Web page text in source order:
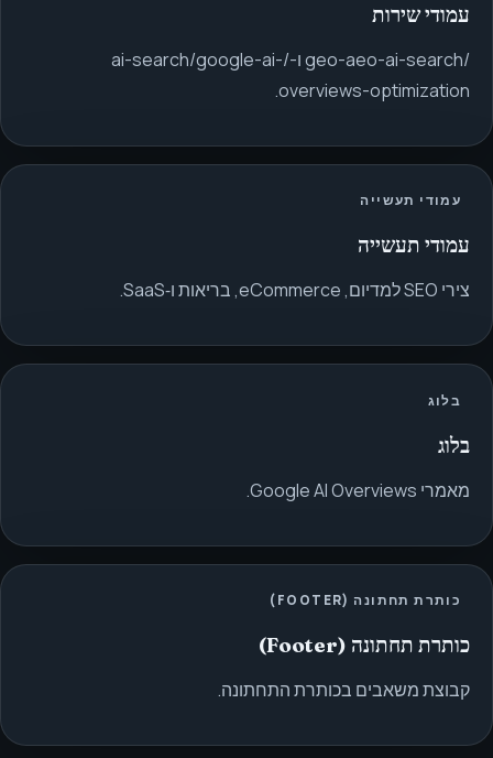
עמודי שירות
/geo-aeo-ai-search ו-/ai-search/google-ai-
overviews-optimization.
עמודי תעשייה
עמודי תעשייה
צירי SEO למדיום, eCommerce, בריאות ו‑SaaS.
בלוג
בלוג
מאמרי Google AI Overviews.
כותרת תחתונה (FOOTER)
כותרת תחתונה (Footer)
קבוצת משאבים בכותרת התחתונה.